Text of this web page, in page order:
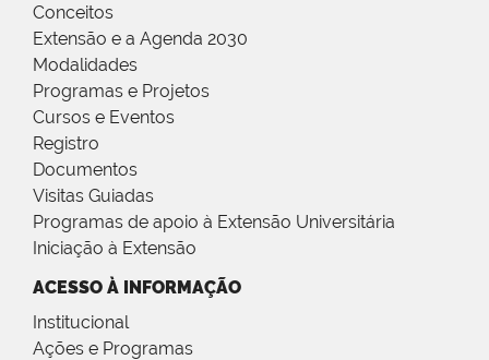
Conceitos
Extensão e a Agenda 2030
Modalidades
Programas e Projetos
Cursos e Eventos
Registro
Documentos
Visitas Guiadas
Programas de apoio à Extensão Universitária
Iniciação à Extensão
ACESSO À INFORMAÇÃO
Institucional
Ações e Programas